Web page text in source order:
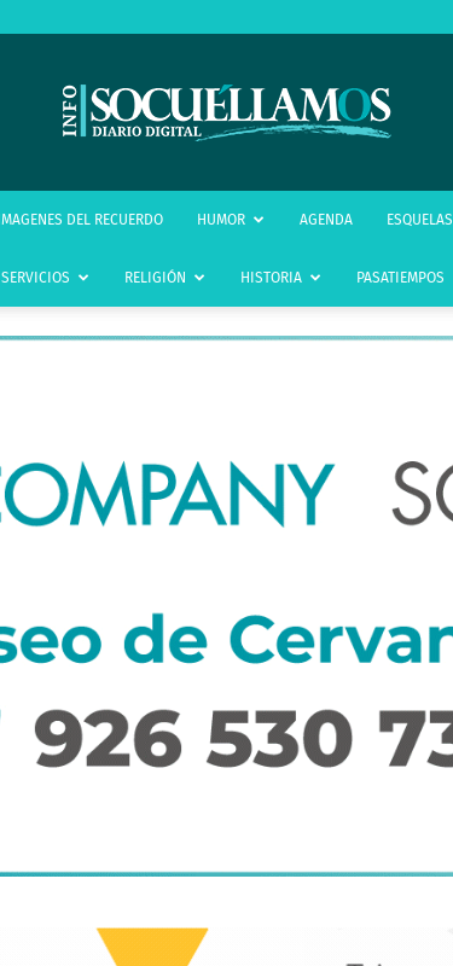
infoSocuéllamos
IMAGENES DEL RECUERDO HUMOR AGENDA ESQUELAS
SERVICIOS RELIGIÓN HISTORIA PASATIEMPOS